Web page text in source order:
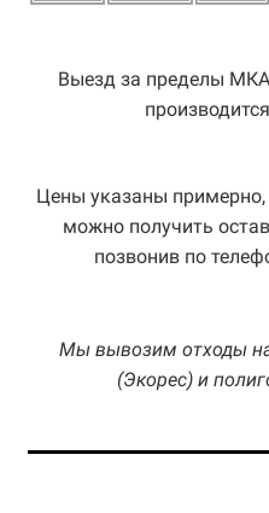
Выезд за пределы
Цены указаны примерно,
можно получить
позвонив по
Мы вывозим отходы
(Экорес) и